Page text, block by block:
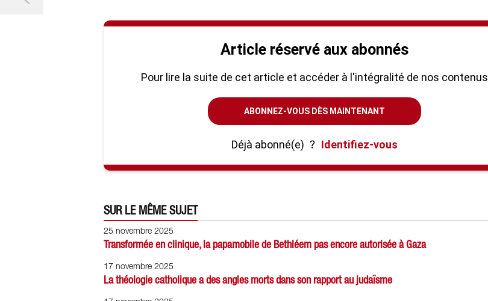
Article réservé aux abonnés
Pour lire la suite de cet article et accéder à l'intégralité de nos contenus
ABONNEZ-VOUS DÈS MAINTENANT
Déjà abonné(e) ? Identifiez-vous
SUR LE MÊME SUJET
25 novembre 2025
Transformée en clinique, la papamobile de Bethléem pas encore autorisée à Gaza
17 novembre 2025
La théologie catholique a des angles morts dans son rapport au judaïsme